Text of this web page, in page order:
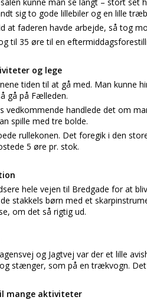
sig to gode lillebiler og en lille
at faderen havde arbejde, så tog
til 35 øre til en
og lege
tiden til at gå med. Man kunne
gå på Fælleden.
vedkommende handlede det om
spille med tre bolde.
rullekonen. Det foregik i den
5 øre pr. stok.
hele vejen til Bredgade for at
stakkels børn med et
om det så rigtig ud.
og Jagtvej var der et lille
stænger, som på en trækvogn.
mange aktiviteter